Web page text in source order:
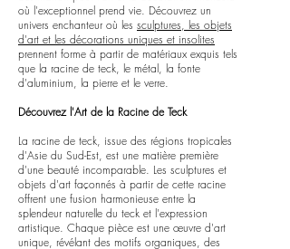
où l'exceptionnel prend vie. Découvrez un
univers enchanteur où les sculptures, les objets
d'art et les décorations uniques et insolites
prennent forme à partir de matériaux exquis tels
que la racine de teck, le métal, la fonte
d'aluminium, la pierre et le verre.
Découvrez l'Art de la Racine de Teck
La racine de teck, issue des régions tropicales
d'Asie du Sud-Est, est une matière première
d'une beauté incomparable. Les sculptures et
objets d'art façonnés à partir de cette racine
offrent une fusion harmonieuse entre la
splendeur naturelle du teck et l'expression
artistique. Chaque pièce est une œuvre d'art
unique, révélant des motifs organiques, des